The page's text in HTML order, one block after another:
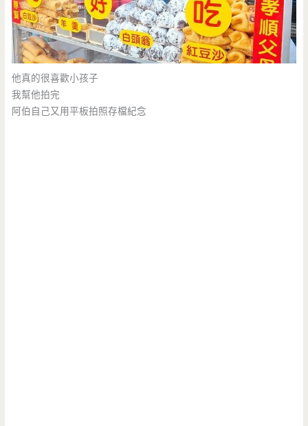
他真的很喜歡小孩子
我幫他拍完
阿伯自己又用平板拍照存檔紀念